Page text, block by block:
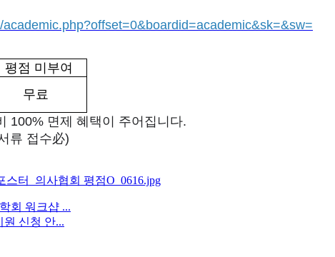
평점 미부여
무료
100% 면제 혜택이 주어집니다.
류 접수必)
스터_의사협회 평점O_0616.jpg
회 워크샵 ...
원 신청 안...